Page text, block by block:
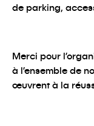
de parking,
Merci pour
à l’ensemble de
œuvrent à la